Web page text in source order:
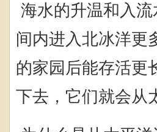
海水的升温和入
间内进入北冰洋更
的家园后能存活更
下去，它们就会从